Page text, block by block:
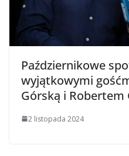
Październikowe
wyjątkowymi
Górską i Robertem
2 listopada 2024